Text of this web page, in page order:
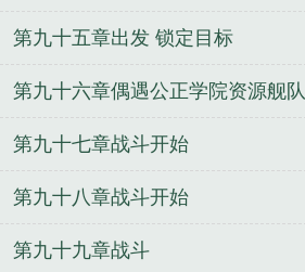
第九十五章出发 锁定目标
第九十六章偶遇公正学院资源舰队
第九十七章战斗开始
第九十八章战斗开始
第九十九章战斗